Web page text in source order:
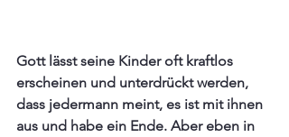
Gott lässt seine Kinder oft kraftlos
erscheinen und unterdrückt werden,
dass jedermann meint, es ist mit ihnen
aus und habe ein Ende. Aber eben in